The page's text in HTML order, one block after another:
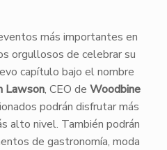
más importantes en
orgullosos de celebrar su
capítulo bajo el nombre
Lawson, CEO de Woodbine
podrán disfrutar más
alto nivel. También podrán
de gastronomía, moda